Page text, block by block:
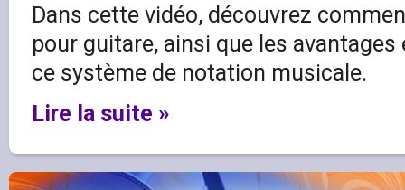
Dans cette vidéo, découvrez
pour guitare, ainsi que les
ce système de notation musicale.
Lire la suite »